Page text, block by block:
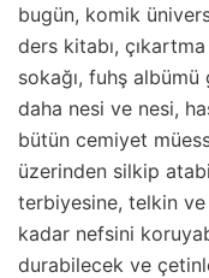
bugün, komik
ders kitabı,
sokağı, fuhş
daha nesi ve nesi,
bütün cemiyet
üzerinden silkip
terbiyesine, telkin
kadar nefsini
durabilecek ve